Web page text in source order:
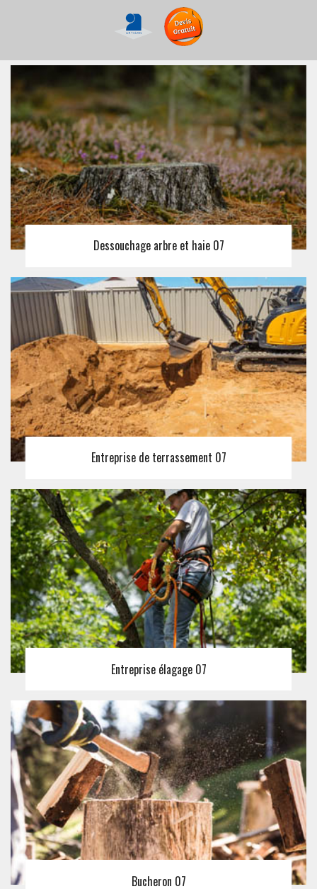
Dessouchage arbre et haie 07
Entreprise de terrassement 07
Entreprise élagage 07
Bucheron 07